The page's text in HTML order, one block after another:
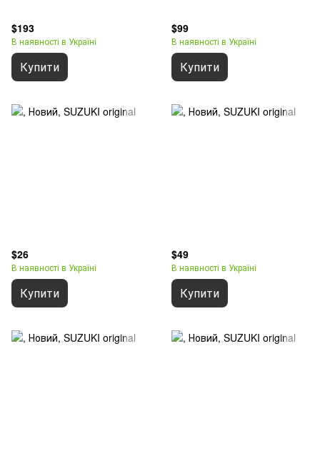
$193
В наявності в Україні
Купити
$99
В наявності в Україні
Купити
$26
В наявності в Україні
Купити
$49
В наявності в Україні
Купити